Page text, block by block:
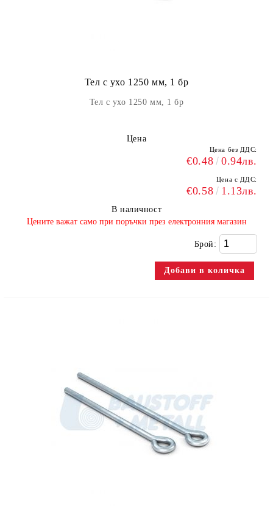
Тел с ухо 1250 мм, 1 бр
Тел с ухо 1250 мм, 1 бр
Цена
Цена без ДДС:
€0.48 0.94лв.
Цена с ДДС:
€0.58 1.13лв.
В наличност
​Цените важат само при поръчки през електронния магазин
Брой: